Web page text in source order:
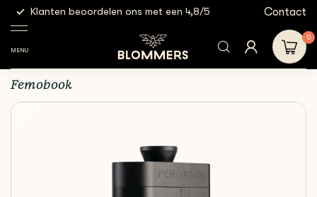
Klanten beoordelen ons met een 4,8/5 Gratis
Contact
MENU
0
Elektrische
Femobook A4Z |
Femobook A4Z | Zwart
Femobook